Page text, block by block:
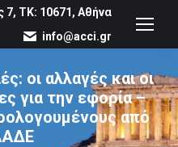
7, ΤΚ: 10671, Αθήνα
info@acci.gr
οι αλλαγές και οι
για την εφορία –
από